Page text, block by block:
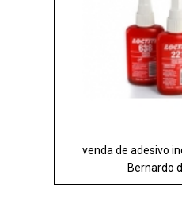
venda de adesivo
Bernardo